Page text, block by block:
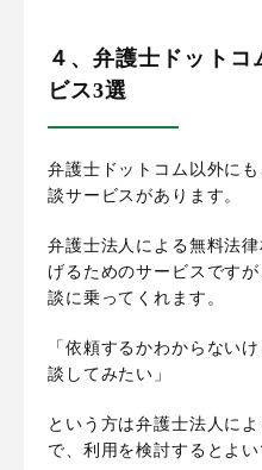
４、弁護士ドット
ビス3選
弁護士ドットコム以外に
談サービスがあります。
弁護士法人による無料法
げるためのサービスです
談に乗ってくれます。
「依頼するかわからない
談してみたい」
という方は弁護士法人に
で、利用を検討するとよい